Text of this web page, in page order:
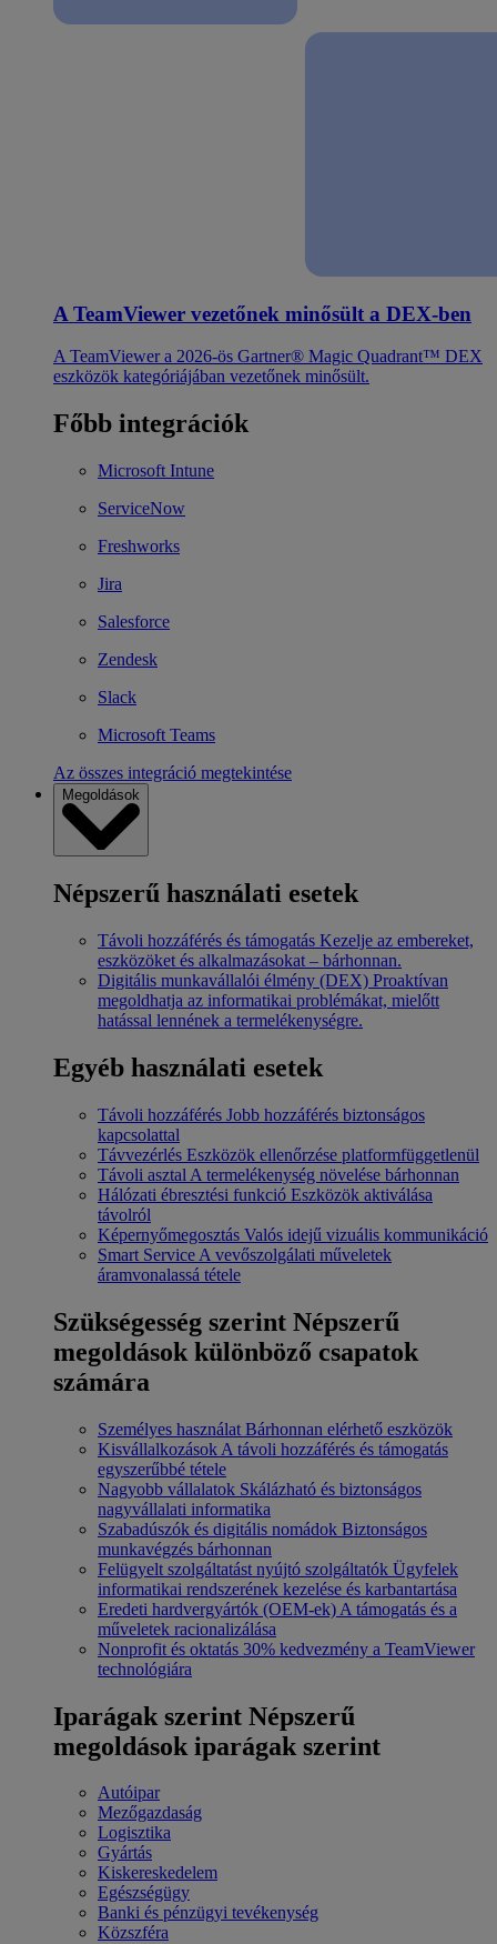
A TeamViewer vezetőnek minősült a DEX-ben
A TeamViewer a 2026-ös Gartner® Magic Quadrant™ DEX
eszközök kategóriájában vezetőnek minősült.
Főbb integrációk
Microsoft Intune
ServiceNow
Freshworks
Jira
Salesforce
Zendesk
Slack
Microsoft Teams
Az összes integráció megtekintése
Megoldások
Népszerű használati esetek
Távoli hozzáférés és támogatás Kezelje az embereket,
eszközöket és alkalmazásokat – bárhonnan.
Digitális munkavállalói élmény (DEX) Proaktívan
megoldhatja az informatikai problémákat, mielőtt
hatással lennének a termelékenységre.
Egyéb használati esetek
Távoli hozzáférés Jobb hozzáférés biztonságos
kapcsolattal
Távvezérlés Eszközök ellenőrzése platformfüggetlenül
Távoli asztal A termelékenység növelése bárhonnan
Hálózati ébresztési funkció Eszközök aktiválása
távolról
Képernyőmegosztás Valós idejű vizuális kommunikáció
Smart Service A vevőszolgálati műveletek
áramvonalassá tétele
Szükségesség szerint Népszerű
megoldások különböző csapatok
számára
Személyes használat Bárhonnan elérhető eszközök
Kisvállalkozások A távoli hozzáférés és támogatás
egyszerűbbé tétele
Nagyobb vállalatok Skálázható és biztonságos
nagyvállalati informatika
Szabadúszók és digitális nomádok Biztonságos
munkavégzés bárhonnan
Felügyelt szolgáltatást nyújtó szolgáltatók Ügyfelek
informatikai rendszerének kezelése és karbantartása
Eredeti hardvergyártók (OEM-ek) A támogatás és a
műveletek racionalizálása
Nonprofit és oktatás 30% kedvezmény a TeamViewer
technológiára
Iparágak szerint Népszerű
megoldások iparágak szerint
Autóipar
Mezőgazdaság
Logisztika
Gyártás
Kiskereskedelem
Egészségügy
Banki és pénzügyi tevékenység
Közszféra